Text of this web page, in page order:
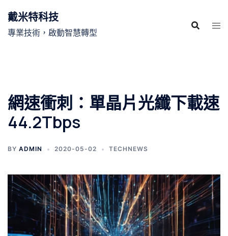
戴米特科技
專業技術，啟動智慧轉型
網速衝刺：單晶片光纖下載速
44.2Tbps
BY ADMIN 2020-05-02 TECHNEWS